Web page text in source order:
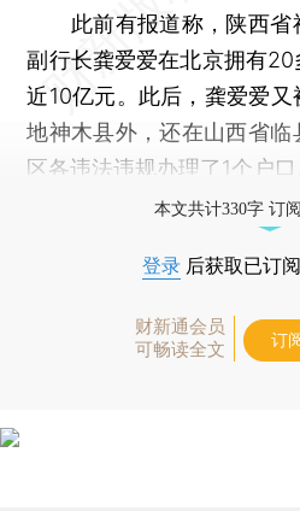
此前有报道称，陕西省
副行长龚爱爱在北京拥有
近10亿元。此后，龚爱爱
地神木县外，还在山西省
区各违法违规办理了1个户口
本文共计330字 订
登录 后获取已订
财新通会员
可畅读全文
订